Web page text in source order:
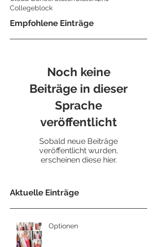
Collegeblock
Empfohlene Einträge
Noch keine
Beiträge in dieser
Sprache
veröffentlicht
Sobald neue Beiträge
veröffentlicht wurden,
erscheinen diese hier.
Aktuelle Einträge
Optionen